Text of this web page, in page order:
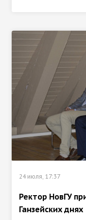
24 июля, 17:37
Ректор НовГУ
Ганзейских днях